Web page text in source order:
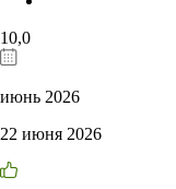
10,0
июнь 2026
22 июня 2026